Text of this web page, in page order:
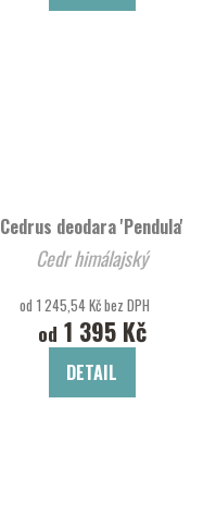
Cedrus deodara 'Pendula'
Cedr himálajský
od 1 245,54 Kč bez DPH
od 1 395 Kč
DETAIL